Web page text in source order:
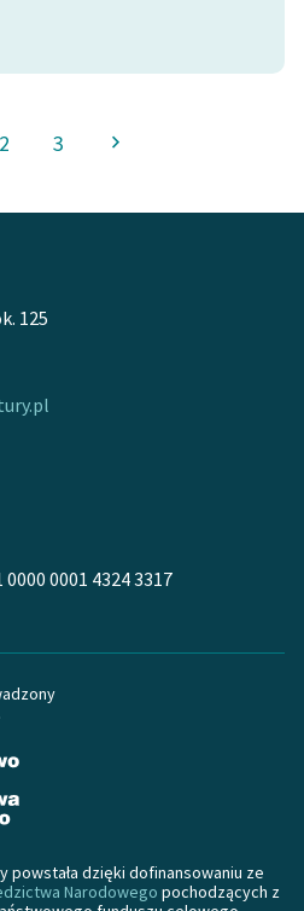
2 3
125
0001 4324 3317
powstała dzięki dofinansowaniu ze
Narodowego pochodzących z